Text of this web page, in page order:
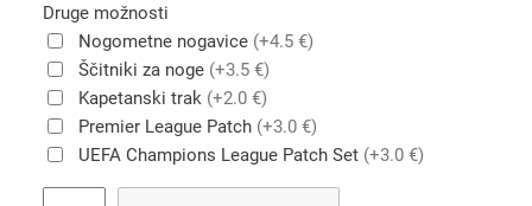
Druge možnosti
Nogometne nogavice (+4.5 €)
Ščitniki za noge (+3.5 €)
Kapetanski trak (+2.0 €)
Premier League Patch (+3.0 €)
UEFA Champions League Patch Set (+3.0 €)